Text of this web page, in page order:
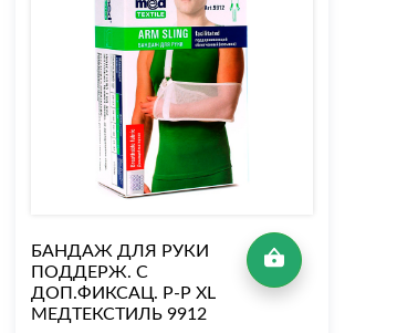
БАНДАЖ ДЛЯ РУКИ
ПОДДЕРЖ. С
ДОП.ФИКСАЦ. Р-Р ХL
МЕДТЕКСТИЛЬ 9912